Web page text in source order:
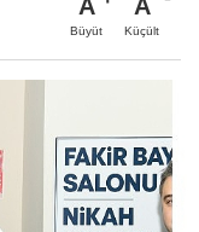
A
Büyüt
A
Küçült